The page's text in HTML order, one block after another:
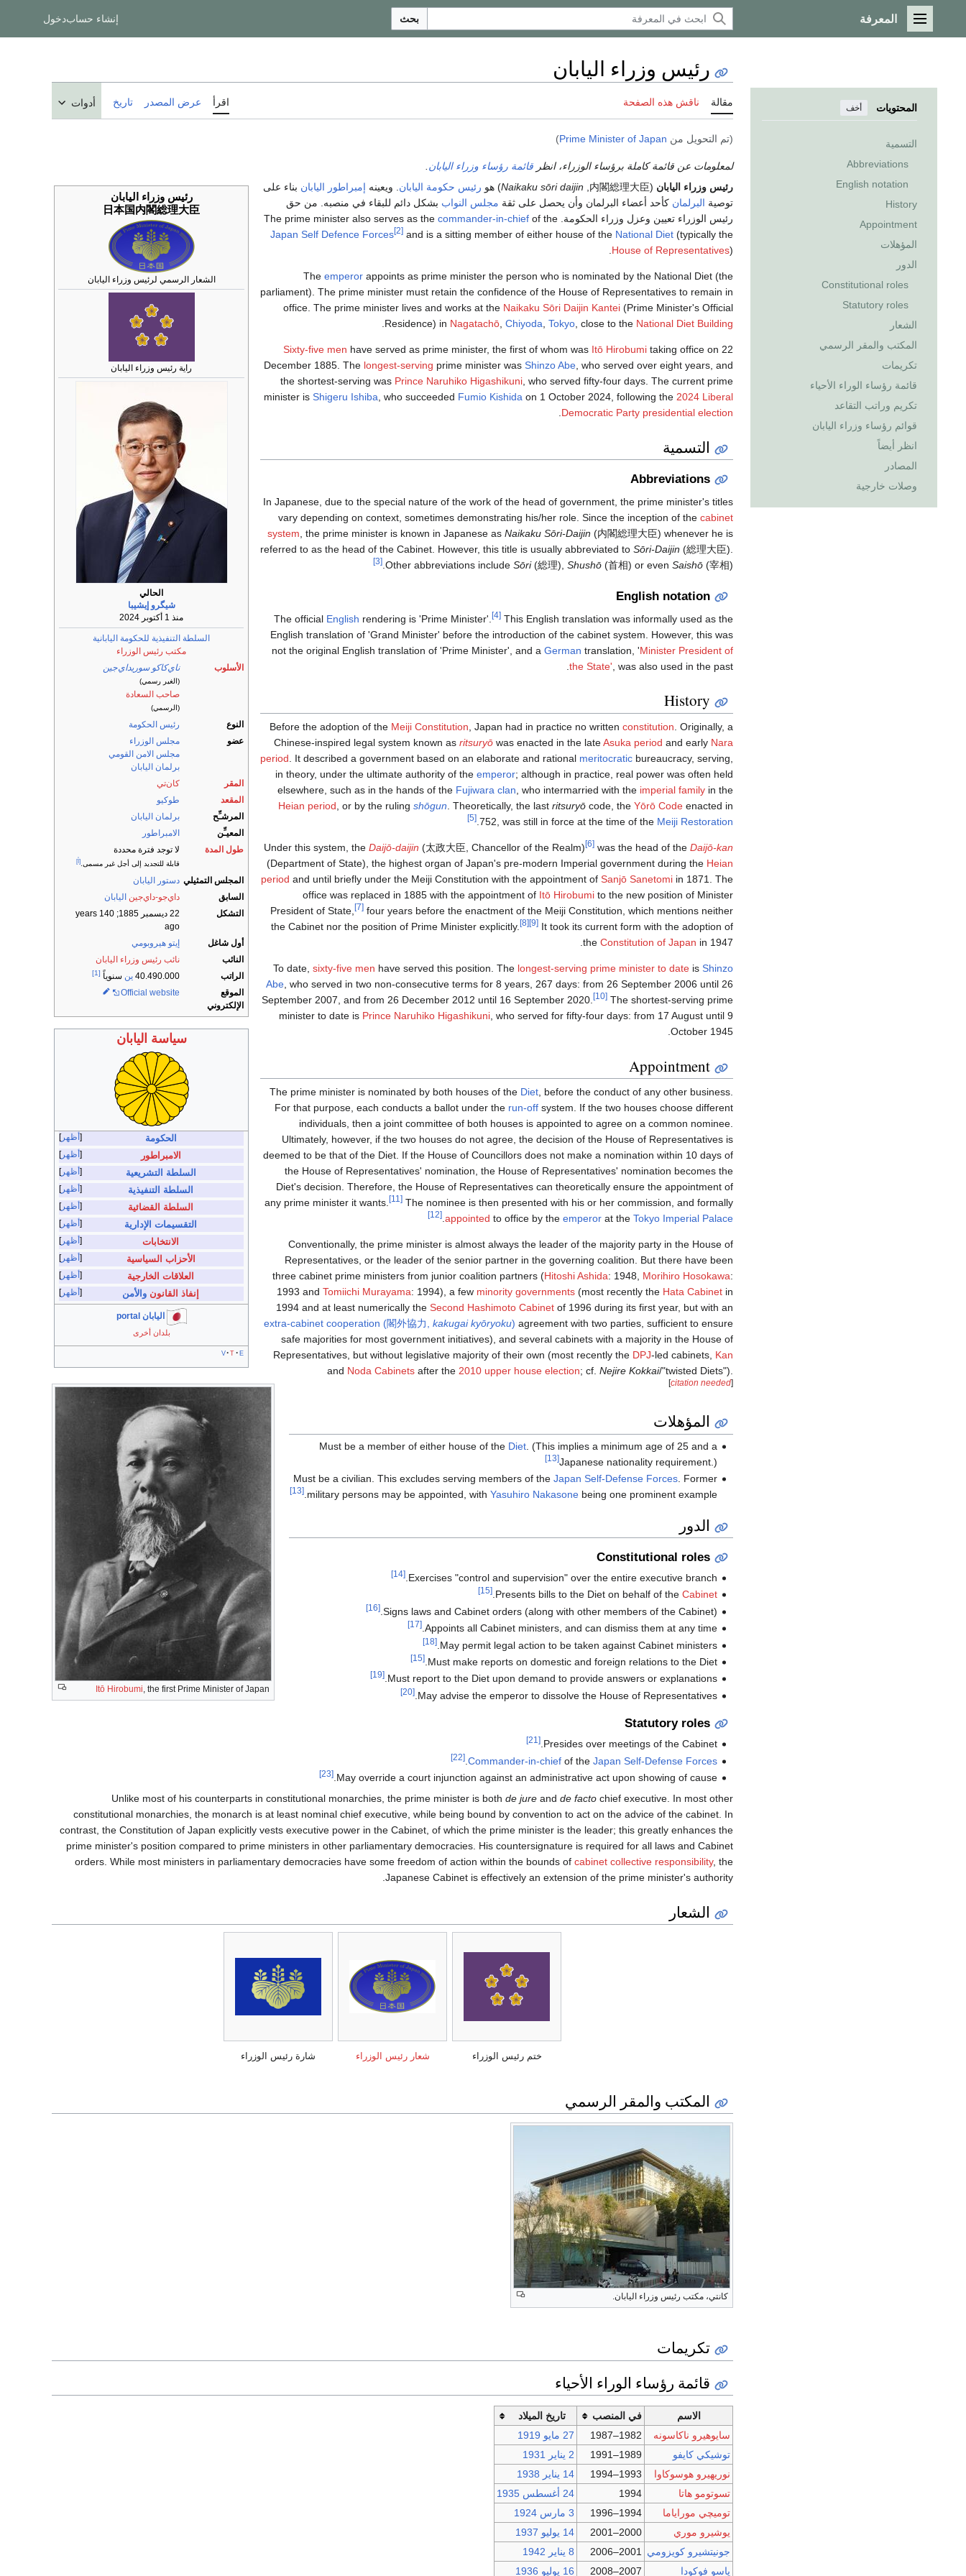
القائمة الرئيسية
المعرفة بحث إنشاء حسابدخول
المحتويات أخف
التسمية
Abbreviations
English notation
History
Appointment
المؤهلات
الدور
Constitutional roles
Statutory roles
الشعار
المكتب والمقر الرسمي
تكريمات
قائمة رؤساء الوراء الأحياء
تكريم وراتب التقاعد
قوائم رؤساء وزراء اليابان
انظر أيضاً
المصادر
وصلات خارجية
رئيس وزراء اليابان
مقالة ناقش هذه الصفحة اقرأ عرض المصدر تاريخ أدوات
(تم التحويل من Prime Minister of Japan
)
لمعلومات عن قائمة كاملة برؤساء الوزراء، انظر قائمة رؤساء وزراء اليابان
رئيس وزراء اليابان
日本国内閣総理大臣
الشعار الرسمي لرئيس وزراء اليابان
راية رئيس وزراء اليابان
الحالي
شيگرو إيشيبا
منذ 1 أكتوبر 2024
السلطة التنفيذية للحكومة اليابانية
مكتب رئيس الوزراء
الأسلوب
ناي‌كاكو سوريداي‌جين
(الغير رسمي)
صاحب السعادة
(الرسمي)
النوع
رئيس الحكومة
عضو
مجلس الوزراء
مجلس الامن القومي
برلمان اليابان
المقر
كان‌تي
المقعد
طوكيو
المرشـِّح
برلمان اليابان
المعيـِّن
الامبراطور
طول المدة
لا توجد فترة محددة
قابلة للتجديد إلى أجل غير مسمى. [أ]
المجلس التمثيلي دستور اليابان
السابق
داي‌جو-داي‌جين اليابان
التشكل
22 ديسمبر 1885
; 140 years
ago
أول شاغل
إيتو هيروبومي
النائب
نائب رئيس وزراء اليابان
الراتب
40.490.000 ين سنوياً [1]
الموقع
الإلكتروني
Official website
سياسة اليابان
أظهر الحكومة
أظهر الامبراطور
أظهر السلطة التشريعية
أظهر السلطة التنفيذية
أظهر السلطة القضائية
أظهر التقسيمات الإدارية
أظهر الانتخابات
أظهر الأحزاب السياسية
أظهر العلاقات الخارجية
أظهر إنفاذ القانون والأمن
اليابان portal
بلدان أخرى
v t e
رئيس وزراء اليابان (
内閣総理大臣
Naikaku sōri daijin
) هو رئيس حكومة اليابان . ويعينه إمبراطور اليابان بناء على
توصية البرلمان كأحد أعضاء البرلمان وأن يحصل على ثقة مجلس النواب بشكل دائم للبقاء في منصبه. من حق
رئيس الوزراء تعيين وعزل وزراء الحكومة. The prime minister also serves as the
commander-in-chief of the
Japan Self Defence Forces
[2] and is a sitting member of either house of the National Diet (typically the
House of Representatives).
The emperor appoints as prime minister the person who is nominated by the National Diet (the
parliament). The prime minister must retain the confidence of the House of Representatives to remain in
office. The prime minister lives and works at the Naikaku Sōri Daijin Kantei (Prime Minister's Official
Residence) in Nagatachō Chiyoda Tokyo , close to the National Diet Building
Sixty-five men have served as prime minister, the first of whom was Itō Hirobumi taking office on 22
December 1885. The longest-serving prime minister was Shinzo Abe , who served over eight years, and
the shortest-serving was Prince Naruhiko Higashikuni , who served fifty-four days. The current prime
minister is Shigeru Ishiba , who succeeded Fumio Kishida on 1 October 2024, following the 2024 Liberal
Democratic Party presidential election
التسمية
Abbreviations
In Japanese, due to the special nature of the work of the head of government, the prime minister's titles
vary depending on context, sometimes demonstrating his/her role. Since the inception of the cabinet
system , the prime minister is known in Japanese as Naikaku Sōri-Daijin (内閣総理大臣) whenever he is
referred to as the head of the Cabinet. However, this title is usually abbreviated to Sōri-Daijin (総理大臣).
Other abbreviations include Sōri(総理), Shushō (首相) or even Saishō (宰相).
[3]
English notation
The official English rendering is 'Prime Minister'. [4] This English translation was informally used as the
English translation of 'Grand Minister' before the introduction of the cabinet system. However, this was
not the original English translation of 'Prime Minister', and a German translation, 'Minister President of
the State' , was also used in the past.
History
Itō Hirobumi, the first Prime Minister of Japan
Before the adoption of the Meiji Constitution , Japan had in practice no written constitution . Originally, a
Chinese-inspired legal system known as ritsuryō was enacted in the lateAsuka period and early Nara
period . It described a government based on an elaborate and rational meritocratic bureaucracy, serving,
in theory, under the ultimate authority of the emperor; although in practice, real power was often held
elsewhere, such as in the hands of the Fujiwara clan , who intermarried with the imperial family in the
Heian period , or by the ruling shōgun . Theoretically, the last ritsuryō code, the Yōrō Code enacted in
752, was still in force at the time of the Meiji Restoration
[5]
Under this system, the Daijō-daijin (太政大臣 , Chancellor of the Realm) [6] was the head of the Daijō-kan
(Department of State), the highest organ of Japan's pre-modern Imperial government during the Heian
period and until briefly under the Meiji Constitution with the appointment of Sanjō Sanetomi in 1871. The
office was replaced in 1885 with the appointment of Itō Hirobumi to the new position of Minister
President of State,
[7] four years before the enactment of the Meiji Constitution, which mentions neither
the Cabinet nor the position of Prime Minister explicitly.
[8] [9] It took its current form with the adoption of
the Constitution of Japan in 1947.
To date, sixty-five men have served this position. The longest-serving prime minister to date is Shinzo
Abe , who served in two non-consecutive terms for 8 years, 267 days: from 26 September 2006 until 26
September 2007, and from 26 December 2012 until 16 September 2020.
[10] The shortest-serving prime
minister to date is Prince Naruhiko Higashikuni , who served for fifty-four days: from 17 August until 9
October 1945.
Appointment
The prime minister is nominated by both houses of the Diet, before the conduct of any other business.
For that purpose, each conducts a ballot under the run-off system. If the two houses choose different
individuals, then a joint committee of both houses is appointed to agree on a common nominee.
Ultimately, however, if the two houses do not agree, the decision of the House of Representatives is
deemed to be that of the Diet. If the House of Councillors does not make a nomination within 10 days of
the House of Representatives' nomination, the House of Representatives' nomination becomes the
Diet's decision. Therefore, the House of Representatives can theoretically ensure the appointment of
any prime minister it wants.
[11] The nominee is then presented with his or her commission, and formally
appointed to office by the emperor at the Tokyo Imperial Palace
.
[12]
Conventionally, the prime minister is almost always the leader of the majority party in the House of
Representatives, or the leader of the senior partner in the governing coalition. But there have been
three cabinet prime ministers from junior coalition partners (Hitoshi Ashida: 1948, Morihiro Hosokawa:
1993 and Tomiichi Murayama: 1994), a few minority governments (most recently the Hata Cabinet in
1994 and at least numerically the Second Hashimoto Cabinet of 1996 during its first year, but with an
extra-cabinet cooperation (閣外協力, kakugai kyōryoku) agreement with two parties, sufficient to ensure
safe majorities for most government initiatives), and several cabinets with a majority in the House of
Representatives, but without legislative majority of their own (most recently the DPJ-led cabinets, Kan
and Noda Cabinets after the 2010 upper house election; cf. Nejire Kokkai/"twisted Diets").
[citation needed]
المؤهلات
Must be a member of either house of the Diet. (This implies a minimum age of 25 and a
Japanese nationality requirement.)
[13]
Must be a civilian. This excludes serving members of the Japan Self-Defense Forces. Former
military persons may be appointed, with Yasuhiro Nakasonebeing one prominent example.
[13]
الدور
Constitutional roles
Exercises "control and supervision" over the entire executive branch.
[14]
Presents bills to the Diet on behalf of the Cabinet
.
[15]
Signs laws and Cabinet orders (along with other members of the Cabinet).
[16]
Appoints all Cabinet ministers, and can dismiss them at any time.
[17]
May permit legal action to be taken against Cabinet ministers.
[18]
Must make reports on domestic and foreign relations to the Diet.
[15]
Must report to the Diet upon demand to provide answers or explanations.
[19]
May advise the emperor to dissolve the House of Representatives.
[20]
Statutory roles
Presides over meetings of the Cabinet.
[21]
Commander-in-chiefof the Japan Self-Defense Forces
.
[22]
May override a court injunction against an administrative act upon showing of cause.
[23]
Unlike most of his counterparts in constitutional monarchies, the prime minister is both de jure and de facto chief executive. In most other
constitutional monarchies, the monarch is at least nominal chief executive, while being bound by convention to act on the advice of the cabinet. In
contrast, the Constitution of Japan explicitly vests executive power in the Cabinet, of which the prime minister is the leader; this greatly enhances the
prime minister's position compared to prime ministers in other parliamentary democracies. His countersignature is required for all laws and Cabinet
orders. While most ministers in parliamentary democracies have some freedom of action within the bounds of cabinet collective responsibility, the
Japanese Cabinet is effectively an extension of the prime minister's authority.
الشعار
ختم رئيس الوزراء شعار رئيس الوزراء شارة رئيس الوزراء
المكتب والمقر الرسمي
كانتي، مكتب رئيس وزراء اليابان.
تكريمات
قائمة رؤساء الوراء الأحياء
الاسم في المنصب
تاريخ الميلاد
سايوهيرو ناكاسونه
1982–1987 27 مايو
1919
توشيكي كايفو
1989–1991 2 يناير
1931
نوريهيرو هوسوكاوا
1993–1994 14 يناير
1938
تسوتومو هاتا
1994 24 أغسطس
1935
توميچي موراياما
1994–1996 3 مارس
1924
يوشيرو موري
2000–2001 14 يوليو
1937
جونيتشيرو كويزومي 2001–2006 8 يناير
1942
ياسو فوكودا
2007–2008 16 يوليو 1936